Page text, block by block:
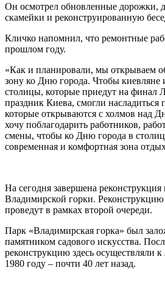
Он осмотрел обновленные дорожки,
скамейки и реконструированную
Кличко напомнил, что ремонтные
прошлом году.
«Как и планировали, мы открываем
зону ко Дню города. Чтобы киевляне
столицы, которые приедут на финал
праздник Киева, смогли
которые открываются с холмов над
хочу поблагодарить работников,
смены, чтобы ко Дню города в
современная и комфортная зона
На сегодня завершена реконструкция
Владимирской горки.
проведут в рамках второй очереди.
Парк «Владимирская горка» был
памятником садового искусства.
реконструкцию здесь осуществляли
1980 году – почти 40 лет назад.